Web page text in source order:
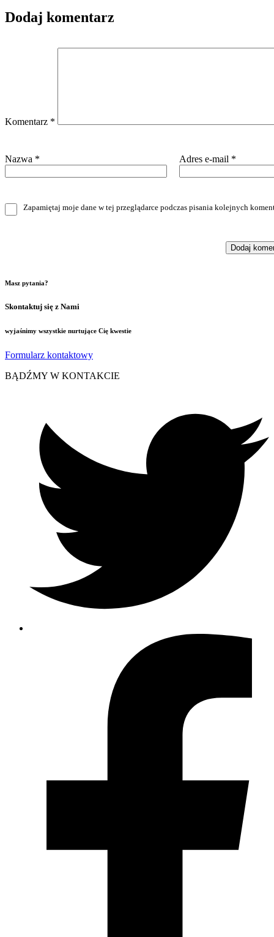
Dodaj komentarz
Komentarz *
Nazwa * Adres e-mail *
Zapamiętaj moje dane w tej przeglądarce podczas pisania kolejnych
Masz pytania?
Skontaktuj się z Nami
wyjaśnimy wszystkie nurtujące Cię kwestie
Formularz kontaktowy
BĄDŹMY W KONTAKCIE